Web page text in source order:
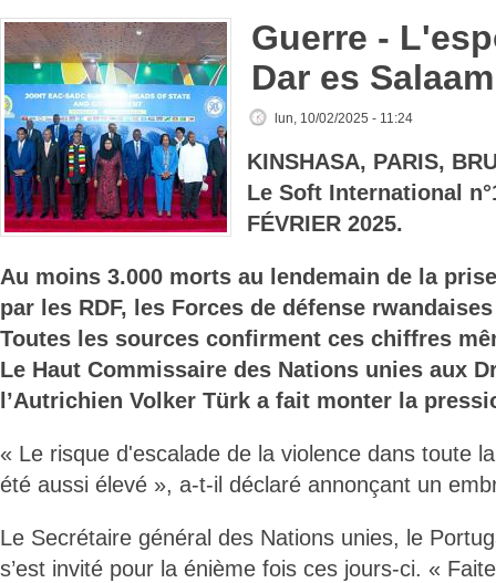
Guerre -
Dar es Salaam
lun, 10/02/2025 - 11:24
KINSHASA, PARIS,
Le Soft International
FÉVRIER 2025.
Au moins 3.000 morts au lendemain de la
par les RDF, les Forces de défense
Toutes les sources confirment ces chiffres
Le Haut Commissaire des Nations unies aux
l’Autrichien Volker Türk a fait monter la
« Le risque d'escalade de la violence dans toute
été aussi élevé », a-t-il déclaré annonçant un
Le Secrétaire général des Nations unies, le
s’est invité pour la énième fois ces jours-ci. «